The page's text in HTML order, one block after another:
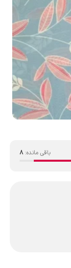
باقی مانده: 8